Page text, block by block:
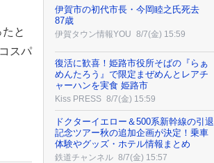
と
スパ
伊賀市の初代市長・今岡睦之氏死去
87歳
伊賀タウン情報YOU 8/7(金) 15:59
復活に歓喜！姫路市役所そばの『らぁ
めんたろう』で限定まぜめんとレアチ
ャーハンを実食 姫路市
Kiss PRESS 8/7(金) 15:59
ドクターイエロー＆500系新幹線の引退
記念ツアー秋の追加企画が決定！乗車
体験やグッズ・ホテル情報まとめ
鉄道チャンネル 8/7(金) 15:57